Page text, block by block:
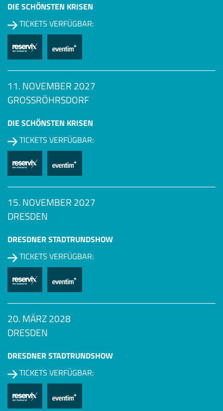
DIE SCHÖNSTEN KRISEN
TICKETS VERFÜGBAR:
11. NOVEMBER 2027
GROSSRÖHRSDORF
DIE SCHÖNSTEN KRISEN
TICKETS VERFÜGBAR:
15. NOVEMBER 2027
DRESDEN
DRESDNER STADTRUNDSHOW
TICKETS VERFÜGBAR:
20. MÄRZ 2028
DRESDEN
DRESDNER STADTRUNDSHOW
TICKETS VERFÜGBAR: